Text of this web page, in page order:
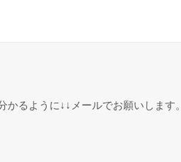
るように↓↓メールでお願いします。